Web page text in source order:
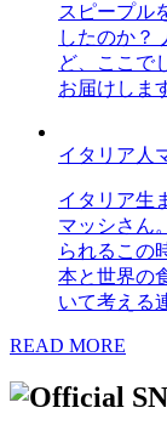
スピープル
したのか？
ど、ここで
お届けしま
イタリア人
イタリア生
マッシさん
られるこの
本と世界の
いて考える
READ MORE